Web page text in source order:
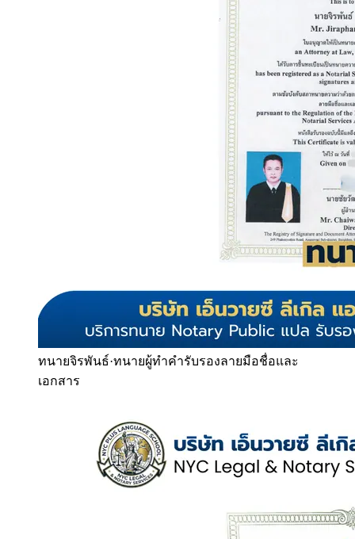
ทนายจิรพันธ์·ทนายผู้ทำคำรับรองลายมือชื่อและ
เอกสาร